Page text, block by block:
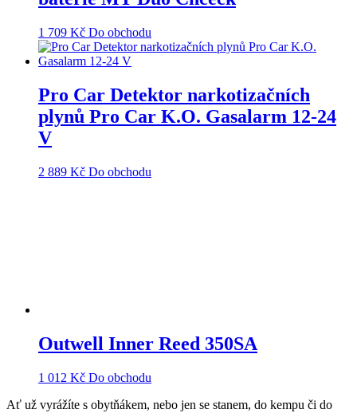
1 709 Kč Do obchodu
Pro Car Detektor narkotizačních
plynů Pro Car K.O. Gasalarm 12-24
V
2 889 Kč Do obchodu
Outwell Inner Reed 350SA
1 012 Kč Do obchodu
Ať už vyrážíte s obytňákem, nebo jen se stanem, do kempu či do